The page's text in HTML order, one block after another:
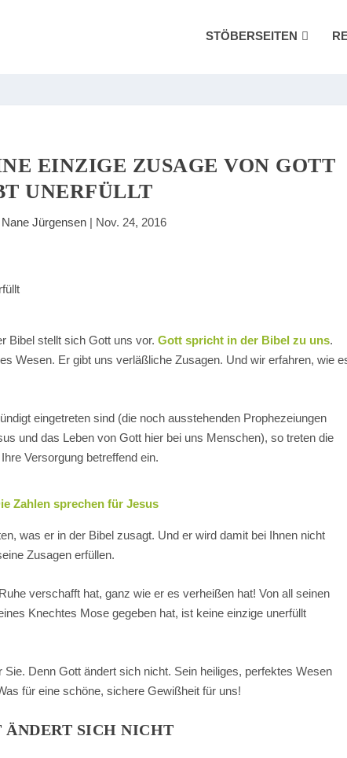
STÖBERSEITEN
EINZIGE ZUSAGE VON GOTT B
UNERFÜLLT
Nane Jürgensen| Nov. 24, 2016
Bibel stellt sich Gott uns vor.Gott spricht in der Bibel zu uns.
Wesen. Er gibt uns verläßliche Zusagen. Und wir erfahren, wie
eingetreten sind (die noch ausstehenden Prophezeiungen
und das Leben von Gott hier bei uns Menschen), so treten die
Versorgung betreffend ein.
Zahlen sprechen für Jesus
was er in der Bibel zusagt. Und er wird damit bei Ihnen nicht
Zusagen erfüllen.
verschafft hat, ganz wie er es verheißen hat! Von all seinen
Knechtes Mose gegeben hat, ist keine einzige unerfüllt
Denn Gott ändert sich nicht. Sein heiliges, perfektes Wesen
für eine schöne, sichere Gewißheit für uns!
SICH NICHT